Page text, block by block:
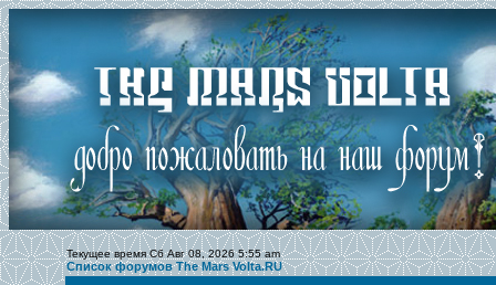
Текущее время Сб Авг 08, 2026 5:55 am
Список форумов The Mars Volta.RU